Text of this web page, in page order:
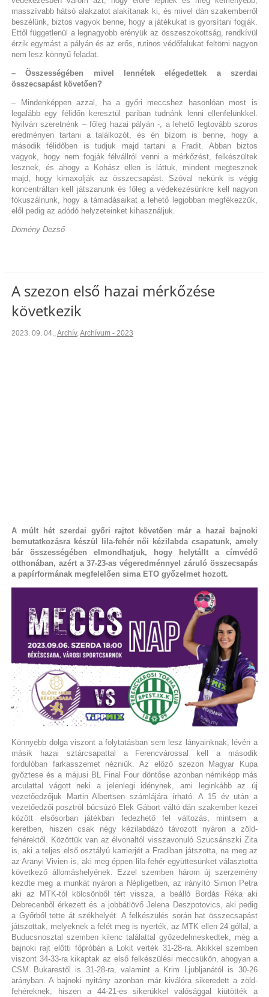
masszívabb hátsó alakzatot alakítanak ki, és mivel dán szakemberről
beszélünk, biztos vagyok benne, hogy a játékukat is gyorsítani fogják.
Ettől függetlenül a legnagyobb erényük az összeszokottság, rendkívül
érzik egymást a pályán és az erős, rutinos védőfalukat feltörni nagyon
nem lesz könnyű feladat.
– Összességében mivel lennétek elégedettek a szerdai
összecsapást követően?
– Mindenképpen azzal, ha a győri meccshez hasonlóan most is
legalább egy félidőn keresztül pariban tudnánk lenni ellenfelünkkel.
Nyilván szeretnénk – főleg hazai pályán -, a lehető legtovább szoros
eredményen tartani a találkozót, és én bízom is benne, hogy a
második félidőben is tudjuk majd tartani a Fradit. Abban biztos
vagyok, hogy nem fogják félvállról venni a mérkőzést, felkészültek
lesznek, és ahogy a Kohász ellen is láttuk, mindent megtesznek
majd, hogy kimaxolják az összecsapást. Szóval nekünk is végig
koncentráltan kell játszanunk és főleg a védekezésünkre kell nagyon
fókuszálnunk, hogy a támadásaikat a lehető legjobban megfékezzük,
elől pedig az adódó helyzeteinket kihasználjuk.
Dömény Dezső
A szezon első hazai mérkőzése
következik
2023. 09. 04.,Archív,Archívum - 2023
A múlt hét szerdai győri rajtot követően már a hazai bajnoki
bemutatkozásra készül lila-fehér női kézilabda csapatunk, amely
bár összességében elmondhatjuk, hogy helytállt a címvédő
otthonában, azért a 37-23-as végeredménnyel záruló összecsapás
a papírformának megfelelően sima ETO győzelmet hozott.
Könnyebb dolga viszont a folytatásban sem lesz lányainknak, lévén a
másik hazai sztárcsapattal a Ferencvárossal kell a második
fordulóban farkasszemet nézniük. Az előző szezon Magyar Kupa
győztese és a májusi BL Final Four döntőse azonban némiképp más
arculattal vágott neki a jelenlegi idénynek, ami leginkább az új
vezetőedzőjük Martin Albertsen számlájára írható. A 15 év után a
vezetőedzői posztról búcsúzó Elek Gábort váltó dán szakember kezei
között elsősorban játékban fedezhető fel változás, mintsem a
keretben, hiszen csak négy kézilabdázó távozott nyáron a zöld-
fehérektől. Közöttük van az élvonaltól visszavonuló Szucsánszki Zita
is, aki a teljes első osztályú karrierjét a Fradiban játszotta, na meg az
az Aranyi Vivien is, aki meg éppen lila-fehér együttesünket választotta
következő állomáshelyének. Ezzel szemben három új szerzemény
kezdte meg a munkát nyáron a Népligetben, az irányító Simon Petra
aki az MTK-tól kölcsönből tért vissza, a beálló Bordás Réka aki
Debrecenből érkezett és a jobbátlövő Jelena Deszpotovics, aki pedig
a Győrből tette át székhelyét. A felkészülés során hat összecsapást
játszottak, melyeknek a felét meg is nyerték, az MTK ellen 24 góllal, a
Buducsnosztal szemben kilenc találattal győzedelmeskedtek, még a
bajnoki rajt előtti főpróbán a Lokit verték 31-28-ra. Akikkel szemben
viszont 34-33-ra kikaptak az első felkészülési meccsükön, ahogyan a
CSM Bukarestől is 31-28-ra, valamint a Krim Ljubljanától is 30-26
arányban. A bajnoki nyitány azonban már kiválóra sikeredett a zöld-
fehéreknek, hiszen a 44-21-es sikerükkel valósággal kiütötték a